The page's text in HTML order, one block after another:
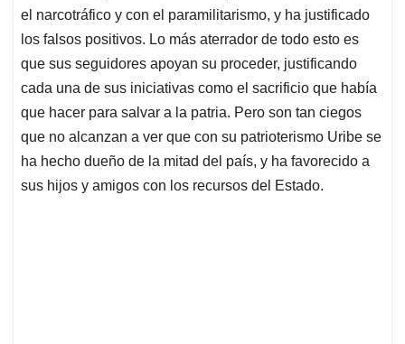
el narcotráfico y con el paramilitarismo, y ha justificado
los falsos positivos. Lo más aterrador de todo esto es
que sus seguidores apoyan su proceder, justificando
cada una de sus iniciativas como el sacrificio que había
que hacer para salvar a la patria. Pero son tan ciegos
que no alcanzan a ver que con su patrioterismo Uribe se
ha hecho dueño de la mitad del país, y ha favorecido a
sus hijos y amigos con los recursos del Estado.